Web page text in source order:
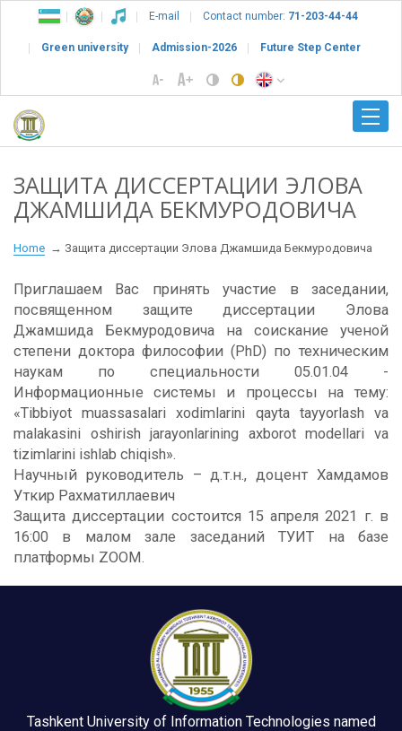
E-mail Contact number: 71-203-44-44
Green university Admission-2026 Future Step Center
ЗАЩИТА ДИССЕРТАЦИИ ЭЛОВА
ДЖАМШИДА БЕКМУРОДОВИЧА
Home Защита диссертации Элова Джамшида Бекмуродовича
Приглашаем Вас принять участие в заседании,
посвященном защите диссертации Элова
Джамшида Бекмуродовича на соискание ученой
степени доктора философии (PhD) по техническим
наукам по специальности 05.01.04 -
Информационные системы и процессы на тему:
«Tibbiyot muassasalari xodimlarini qayta tayyorlash va
malakasini oshirish jarayonlarining axborot modellari va
tizimlarini ishlab chiqish».
Научный руководитель – д.т.н., доцент Хамдамов
Уткир Рахматиллаевич
Защита диссертации состоится 15 апреля 2021 г. в
16:00 в малом зале заседаний ТУИТ на базе
платформы ZOOM.
Tashkent University of Information Technologies named